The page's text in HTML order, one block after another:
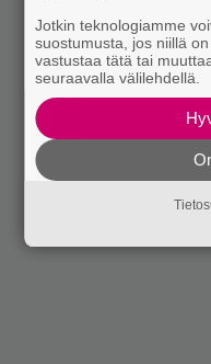
Jotkin teknologiamme
suostumusta, jos niillä
vastustaa tätä tai
seuraavalla välilehdellä.